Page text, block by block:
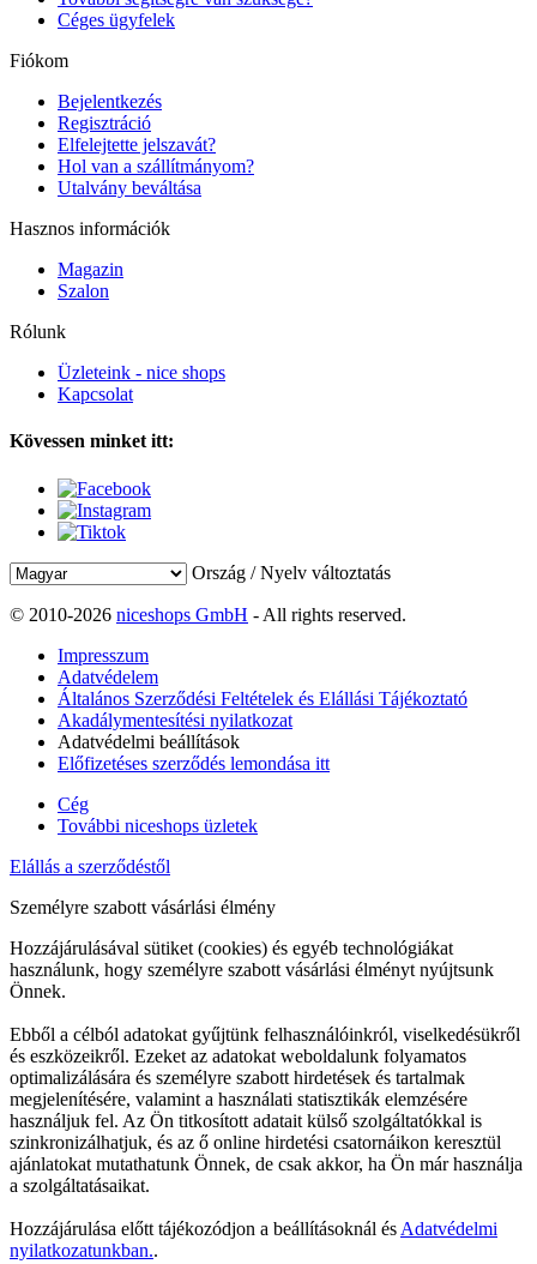
Céges ügyfelek
Fiókom
Bejelentkezés
Regisztráció
Elfelejtette jelszavát?
Hol van a szállítmányom?
Utalvány beváltása
Hasznos információk
Magazin
Szalon
Rólunk
Üzleteink - nice shops
Kapcsolat
Kövessen minket itt:
Ország / Nyelv változtatás
© 2010-2026 niceshops GmbH - All rights reserved.
Impresszum
Adatvédelem
Általános Szerződési Feltételek és Elállási Tájékoztató
Akadálymentesítési nyilatkozat
Adatvédelmi beállítások
Előfizetéses szerződés lemondása itt
Cég
További niceshops üzletek
Elállás a szerződéstől
Személyre szabott vásárlási élmény
Hozzájárulásával sütiket (cookies) és egyéb technológiákat
használunk, hogy személyre szabott vásárlási élményt nyújtsunk
Önnek.
Ebből a célból adatokat gyűjtünk felhasználóinkról, viselkedésükről
és eszközeikről. Ezeket az adatokat weboldalunk folyamatos
optimalizálására és személyre szabott hirdetések és tartalmak
megjelenítésére, valamint a használati statisztikák elemzésére
használjuk fel. Az Ön titkosított adatait külső szolgáltatókkal is
szinkronizálhatjuk, és az ő online hirdetési csatornáikon keresztül
ajánlatokat mutathatunk Önnek, de csak akkor, ha Ön már használja
a szolgáltatásaikat.
Hozzájárulása előtt tájékozódjon a beállításoknál és Adatvédelmi
nyilatkozatunkban..